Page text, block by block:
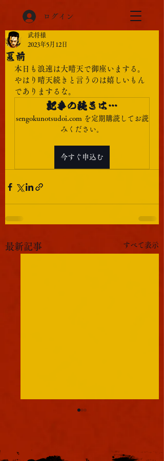
ログイン
夏前
武将様
2023年5月12日
本日も浪速は大晴天で御座いまする。
やはり晴天続きと言うのは嬉しいもん
でありまするな。
記事の続きは…
sengokunotsudoi.com を定期購読してお読
みください。
今すぐ申込む
最新記事 すべて表示